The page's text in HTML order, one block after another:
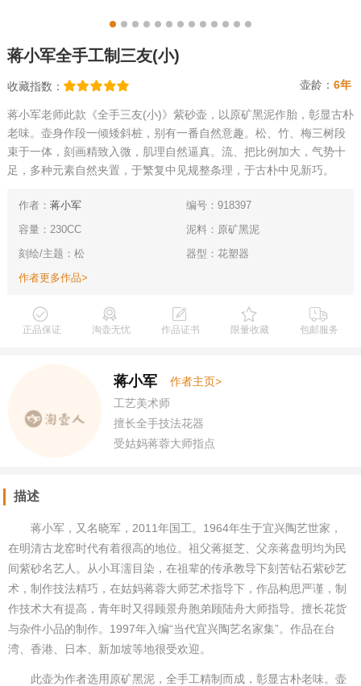
蒋小军全手工制三友(小)
收藏指数： 壶龄：6年
蒋小军老师此款《全手三友(小)》紫砂壶，以原矿黑泥作胎，彰显古朴
老味。壶身作段一倾矮斜桩，别有一番自然意趣。松、竹、梅三树段
束于一体，刻画精致入微，肌理自然逼真。流、把比例加大，气势十
足，多种元素自然夹置，于繁复中见规整条理，于古朴中见新巧。
作者： 蒋小军
编号：918397
容量：230CC
泥料：原矿黑泥
刻绘/主题：松
器型：花塑器
作者更多作品>
正品保证 淘壶无忧 作品证书 限量收藏 包邮服务
蒋小军
作者主页>
工艺美术师
擅长全手技法花器
受姑妈蒋蓉大师指点
描述
蒋小军，又名晓军，2011年国工。1964年生于宜兴陶艺世家，
在明清古龙窑时代有着很高的地位。祖父蒋挺芝、父亲蒋盘明均为民
间紫砂名艺人。从小耳濡目染，在祖辈的传承教导下刻苦钻石紫砂艺
术，制作技法精巧，在姑妈蒋蓉大师艺术指导下，作品构思严谨，制
作技术大有提高，青年时又得顾景舟胞弟顾陆舟大师指导。擅长花货
与杂件小品的制作。1997年入编“当代宜兴陶艺名家集”。作品在台
湾、香港、日本、新加坡等地很受欢迎。
此壶为作者选用原矿黑泥，全手工精制而成，彰显古朴老味。壶